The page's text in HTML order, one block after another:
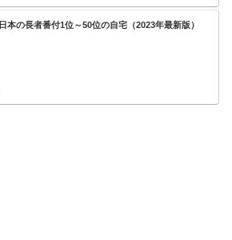
日本の長者番付1位～50位の自宅（2023年最新版）